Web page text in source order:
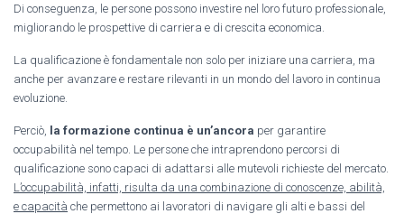
Di conseguenza, le persone possono investire nel loro futuro professionale,
migliorando le prospettive di carriera e di crescita economica.
La qualificazione è fondamentale non solo per iniziare una carriera, ma
anche per avanzare e restare rilevanti in un mondo del lavoro in continua
evoluzione.
Perciò, la formazione continua è un’ancora per garantire
occupabilità nel tempo. Le persone che intraprendono percorsi di
qualificazione sono capaci di adattarsi alle mutevoli richieste del mercato.
L’occupabilità, infatti, risulta da una combinazione di conoscenze, abilità,
e capacità che permettono ai lavoratori di navigare gli alti e bassi del